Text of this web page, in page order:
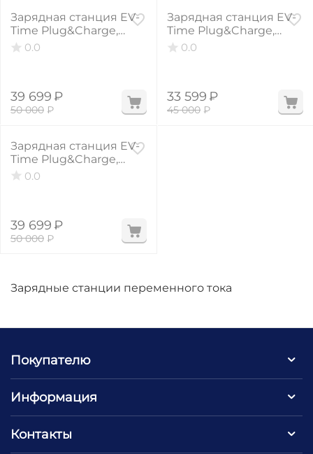
Зарядные станции переменного тока
Зарядная станция EV-
Time Plug&Charge,
GB/T, 3 фазы, 32А, 22
0.0
50 000 ₽
39 699₽
Зарядная станция EV-
Time Plug&Charge,
Type 1, 1 фаза, 32А, 7.4
0.0
45 000 ₽
33 599₽
Зарядная станция EV-
Time Plug&Charge,
Type 2, 3 фазы, 32А, 22
0.0
50 000 ₽
39 699₽
Покупателю
Информация
Контакты